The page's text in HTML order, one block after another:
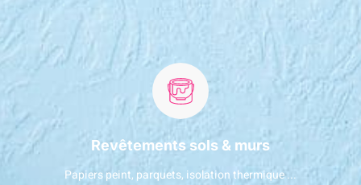
Revêtements sols & murs
Papiers peint, parquets, isolation thermique ...